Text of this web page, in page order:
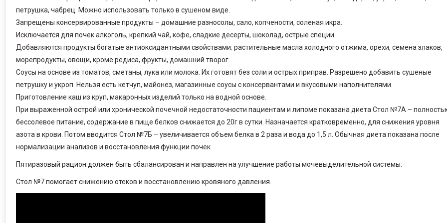
петрушка, чабрец. Можно использовать только в сушеном виде.
Запрещены консервированные продукты – домашние разносолы, сало, копчености, соленая икра.
Исключается для почек алкоголь, крепкий чай, кофе, сладкие десерты, шоколад, острые специи.
Добавляются продукты богатые антиоксидантными свойствами: растительные масла холодного отжима, орехи, семена злаков,
морепродукты, овощи, кроме редиса, фрукты, домашний творог.
Соусы на основе из томатов, сметаны, лука или молока. Их готовят без соли и острых приправ. Разрешено добавить сушеные
петрушку и укроп. Нельзя есть кетчуп, майонез, магазинные соусы с консервантами и вкусовыми наполнителями.
Приготовление каш из круп, макаронных изделий только на водной основе.
При выраженной острой или хронической почечной недостаточности пациентам и липоме показана диета Стол №7А –
бессолевое питание, содержание в пище белков снижается до 20г в сутки. Назначается кратковременно, для снижения уровня
азота в крови. Потом вводится Стол №7Б – увеличивается объем белка в 2 раза и вода до 1,5 л. Обычная диета показана после
нормализации анализов и восстановления функции почек.
Пятиразовый рацион должен быть сбалансирован и направлен на улучшение работы мочевыделительной системы.
Стол №7 помогает снижению отеков и восстановлению кровяного давления.